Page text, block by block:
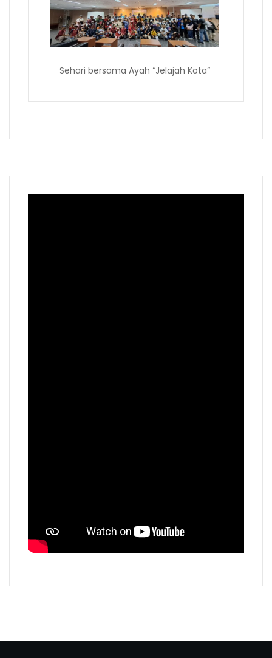
Sehari bersama Ayah “Jelajah Kota”